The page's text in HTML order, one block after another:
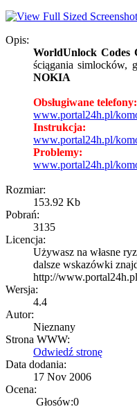
Opis:
WorldUnlock Codes
ściągania simlocków,
NOKIA
Obsługiwane telefony:
www.portal24h.pl/
Instrukcja:
www.portal24h.pl/
Problemy:
www.portal24h.pl/
Rozmiar:
153.92 Kb
Pobrań:
3135
Licencja:
Używasz na własne
dalsze wskazówki
http://
Wersja:
4.4
Autor:
Nieznany
Strona WWW:
Odwiedź stronę
Data dodania:
17 Nov 2006
Ocena:
Głosów:0